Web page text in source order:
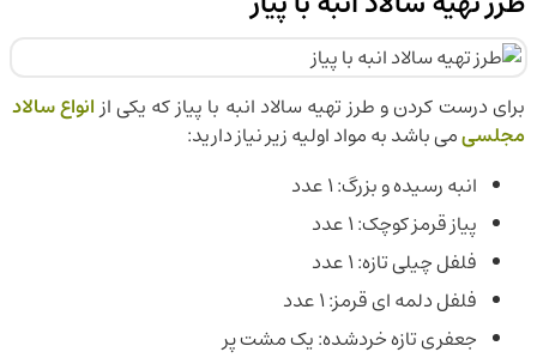
برای درست کردن و طرز تهیه سالاد انبه با پیاز که یکی ازانواع سالاد
مجلسیمی باشد به مواد اولیه زیر نیاز دارید:
انبه رسیده و بزرگ: ۱ عدد
پیاز قرمز کوچک: ۱ عدد
فلفل چیلی تازه: ۱ عدد
فلفل دلمه ای قرمز: ۱ عدد
جعفری تازه خردشده: یک مشت پر